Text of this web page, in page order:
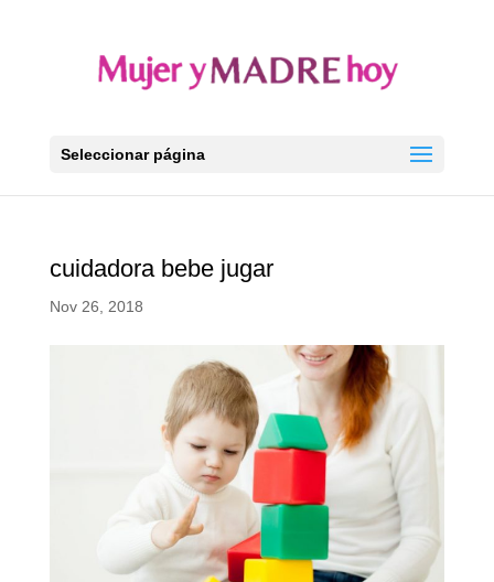
Seleccionar página
cuidadora bebe jugar
Nov 26, 2018